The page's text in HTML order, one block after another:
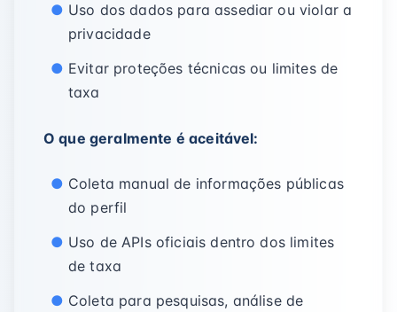
Uso dos dados para assediar ou violar a
privacidade
Evitar proteções técnicas ou limites de
taxa
O que geralmente é aceitável:
Coleta manual de informações públicas
do perfil
Uso de APIs oficiais dentro dos limites
de taxa
Coleta para pesquisas, análise de